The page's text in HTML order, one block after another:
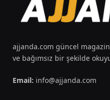
ajjanda.com güncel
ve bağımsız bir şekilde
Email: info@ajjanda.com